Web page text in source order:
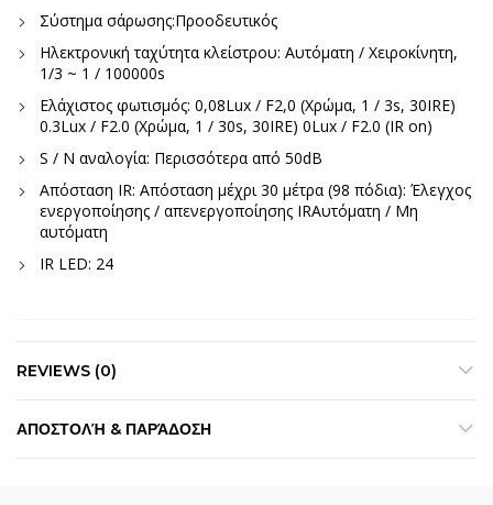
Σύστημα σάρωσης:Προοδευτικός
Ηλεκτρονική ταχύτητα κλείστρου: Αυτόματη / Χειροκίνητη,
1/3 ~ 1 / 100000s
Ελάχιστος φωτισμός: 0,08Lux / F2,0 (Χρώμα, 1 / 3s, 30IRE)
0.3Lux / F2.0 (Χρώμα, 1 / 30s, 30IRE) 0Lux / F2.0 (IR on)
S / N αναλογία: Περισσότερα από 50dB
Απόσταση IR: Απόσταση μέχρι 30 μέτρα (98 πόδια): Έλεγχος
ενεργοποίησης / απενεργοποίησης IRΑυτόματη / Μη
αυτόματη
IR LED: 24
REVIEWS (0)
ΑΠΟΣΤΟΛΉ & ΠΑΡΆΔΟΣΗ